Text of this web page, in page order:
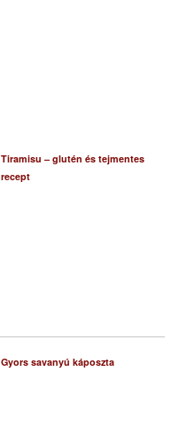
Tiramisu – glutén és tejmentes
recept
Gyors savanyú káposzta